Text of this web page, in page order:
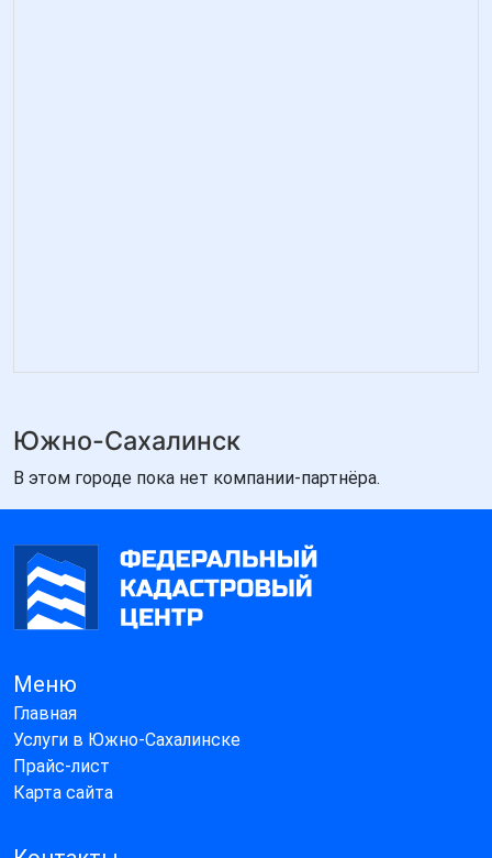
Южно-Сахалинск
В этом городе пока нет компании-партнёра.
Меню
Главная
Услуги в Южно-Сахалинске
Прайс-лист
Карта сайта